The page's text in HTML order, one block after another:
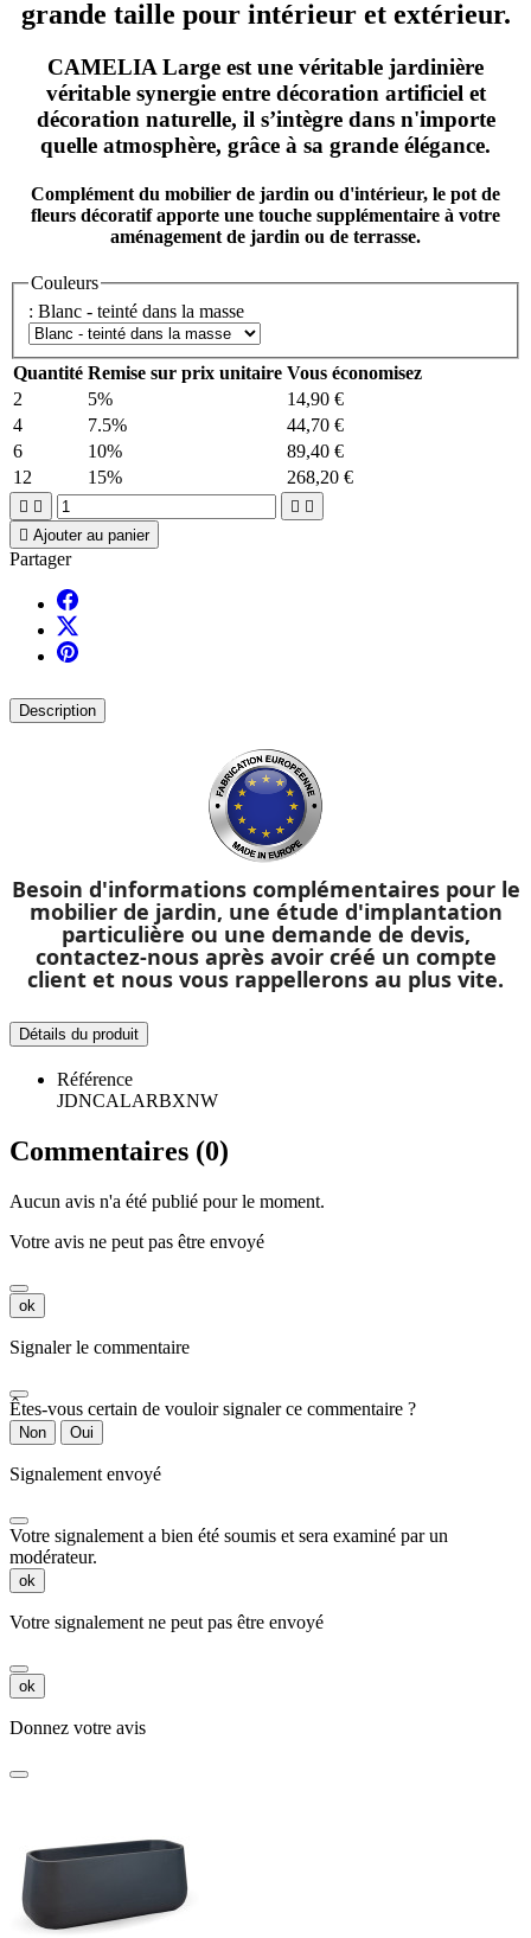
grande taille pour intérieur et extérieur.
CAMELIA Large est une véritable jardinière
véritable synergie entre décoration artificiel et
décoration naturelle, il s’intègre dans n'importe
quelle atmosphère, grâce à sa grande élégance.
Complément du mobilier de jardin ou d'intérieur, le pot de
fleurs décoratifapporte une touche supplémentaire à votre
aménagement de jardin ou de terrasse.
Couleurs
: Blanc - teinté dans la masse
Quantité Remise sur prix unitaire Vous économisez
2
5%
14,90 €
4
7.5%
44,70 €
6
10%
89,40 €
12
15% 268,20 €
   
 Ajouter au panier
Partager
Description
Besoin d'informations complémentaires pour le
mobilier de jardin, une étude d'implantation
particulière ou une demande de devis,
contactez-nous après avoir créé un compte
client et nous vous rappellerons au plus vite.
Détails du produit
Référence
JDNCALARBXNW
Commentaires (0)
Aucun avis n'a été publié pour le moment.
Votre avis ne peut pas être envoyé
ok
Signaler le commentaire
Êtes-vous certain de vouloir signaler ce commentaire ?
Non Oui
Signalement envoyé
Votre signalement a bien été soumis et sera examiné par un
modérateur.
ok
Votre signalement ne peut pas être envoyé
ok
Donnez votre avis